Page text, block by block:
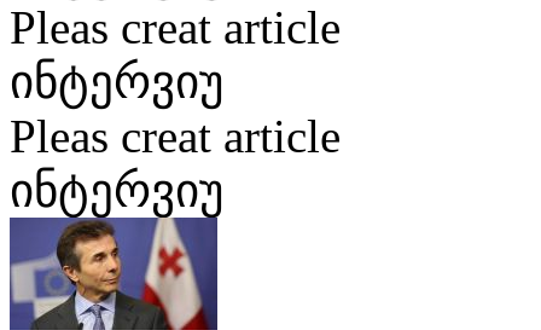
Pleas creat article
ინტერვიუ
Pleas creat article
ინტერვიუ